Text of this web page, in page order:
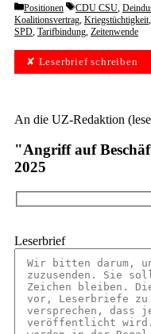
Categories
Positionen Tags
CDU CSU,
Koalitionsvertrag, Kriegstüchtigkeit,
SPD, Tarifbindung, Zeitenwende
✘ Leserbrief schreiben
An die UZ-Redaktion
"Angriff auf
2025
Leserbrief